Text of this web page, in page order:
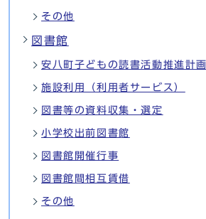
その他
図書館
安八町子どもの読書活動推進計画
施設利用（利用者サービス）
図書等の資料収集・選定
小学校出前図書館
図書館開催行事
図書館間相互賃借
その他